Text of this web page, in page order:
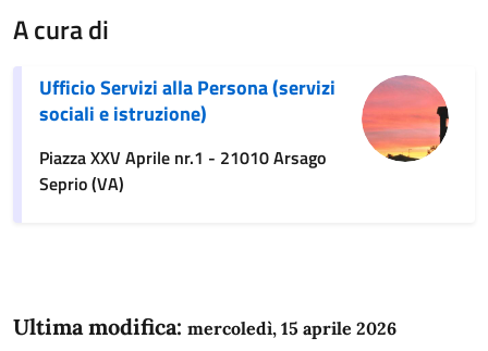
A cura di
Ufficio Servizi alla Persona (servizi
sociali e istruzione)
Piazza XXV Aprile nr.1 - 21010 Arsago
Seprio (VA)
Ultima modifica: mercoledì, 15 aprile 2026